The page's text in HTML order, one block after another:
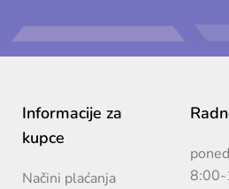
Informacije za
kupce
Načini plaćanja